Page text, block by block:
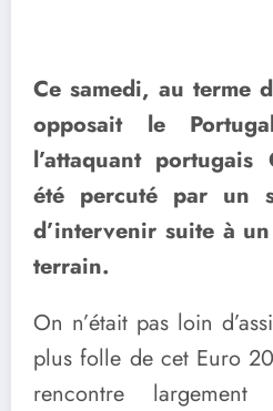
Ce samedi, au terme
opposait le
l’attaquant portugais
été percuté par un
d’intervenir suite à
terrain.
On n’était pas loin
plus folle de cet Euro
rencontre